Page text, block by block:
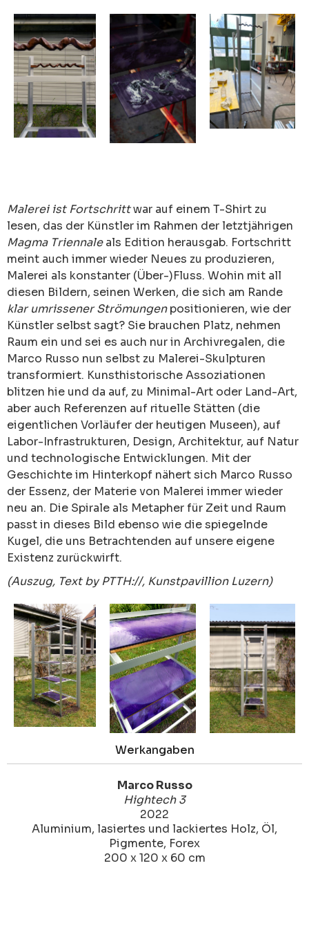
Malerei ist Fortschrittwar auf einem T-Shirt zu
lesen, das der Künstler im Rahmen der letztjährigen
Magma Triennaleals Edition herausgab. Fortschritt
meint auch immer wieder Neues zu produzieren,
Malerei als konstanter (Über-)Fluss. Wohin mit all
diesen Bildern, seinen Werken, die sich am Rande
klar umrissener Strömungenpositionieren, wie der
Künstler selbst sagt? Sie brauchen Platz, nehmen
Raum ein und sei es auch nur in Archivregalen, die
Marco Russo nun selbst zu Malerei-Skulpturen
transformiert. Kunsthistorische Assoziationen
blitzen hie und da auf, zu Minimal-Art oder Land-Art,
aber auch Referenzen auf rituelle Stätten (die
eigentlichen Vorläufer der heutigen Museen), auf
Labor-Infrastrukturen, Design, Architektur, auf Natur
und technologische Entwicklungen. Mit der
Geschichte im Hinterkopf nähert sich Marco Russo
der Essenz, der Materie von Malerei immer wieder
neu an. Die Spirale als Metapher für Zeit und Raum
passt in dieses Bild ebenso wie die spiegelnde
Kugel, die uns Betrachtenden auf unsere eigene
Existenz zurückwirft.
(Auszug, Text by PTTH://, Kunstpavillion Luzern)
Werkangaben
Marco Russo
Hightech 3
2022
Aluminium, lasiertes und lackiertes Holz, Öl,
Pigmente, Forex
200 x 120 x 60 cm